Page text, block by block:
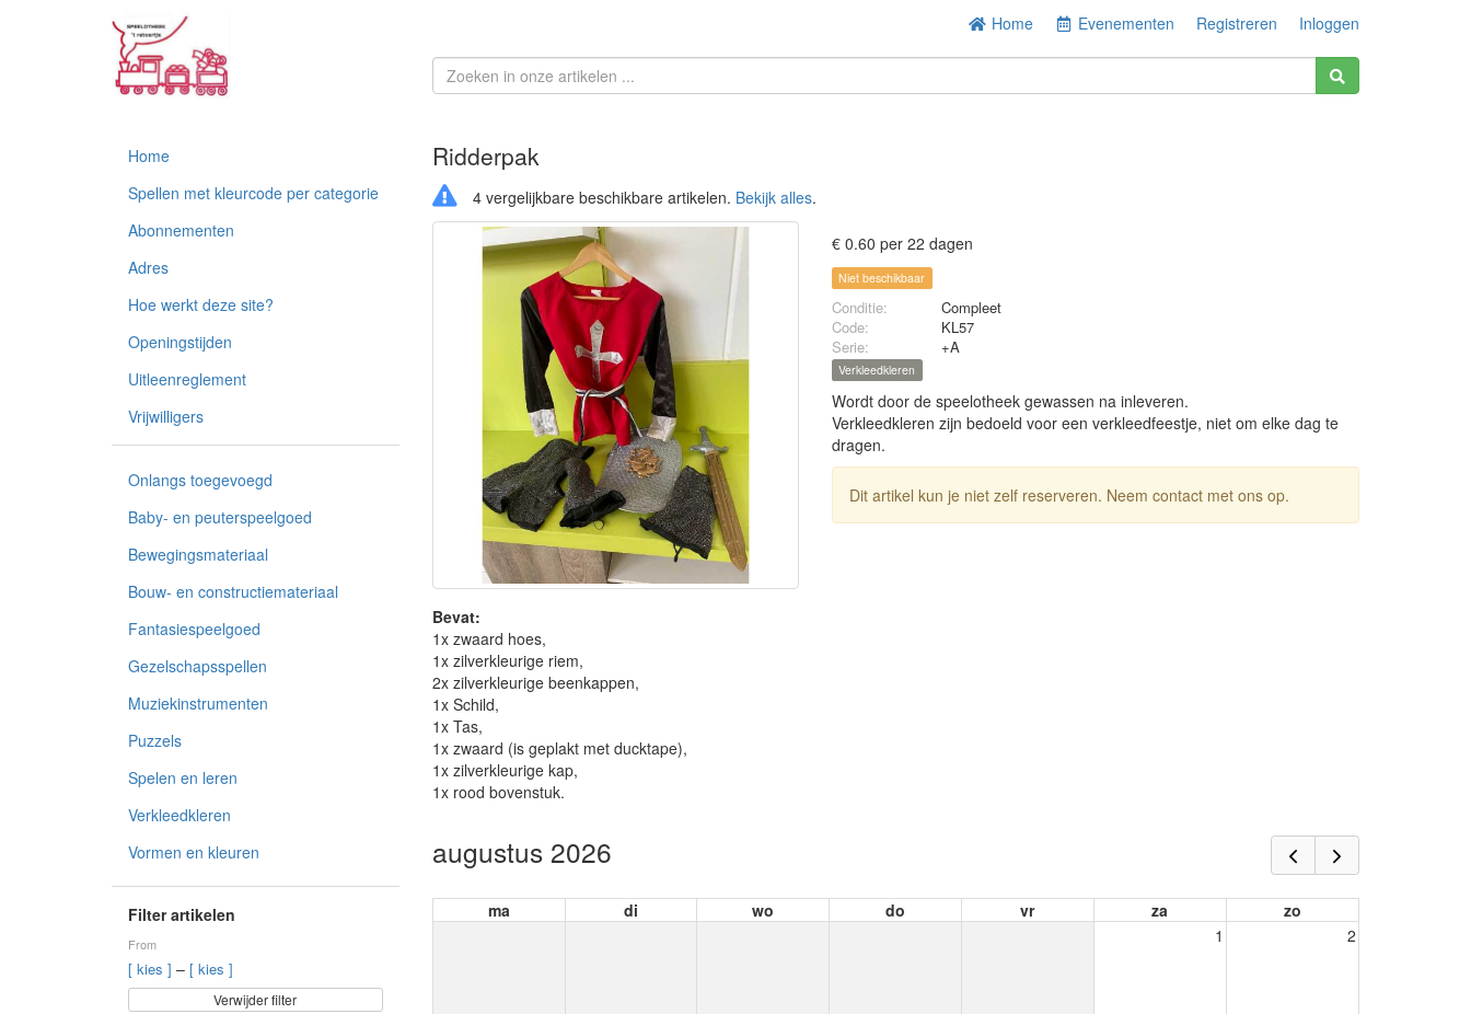
Home Evenementen Registreren Inloggen
Home
Spellen met kleurcode per categorie
Abonnementen
Adres
Hoe werkt deze site?
Openingstijden
Uitleenreglement
Vrijwilligers
Onlangs toegevoegd
Baby- en peuterspeelgoed
Bewegingsmateriaal
Bouw- en constructiemateriaal
Fantasiespeelgoed
Gezelschapsspellen
Muziekinstrumenten
Puzzels
Spelen en leren
Verkleedkleren
Vormen en kleuren
Filter artikelen
From
[ kies ] – [ kies ]
Verwijder filter
Ridderpak
4 vergelijkbare beschikbare artikelen. Bekijk alles.
Bevat:
1x zwaard hoes,
1x zilverkleurige riem,
2x zilverkleurige beenkappen,
1x Schild,
1x Tas,
1x zwaard (is geplakt met ducktape),
1x zilverkleurige kap,
1x rood bovenstuk.
€ 0.60 per 22 dagen
Niet beschikbaar
Conditie:
Compleet
Code:
KL57
Serie:
+A
Verkleedkleren
Wordt door de speelotheek gewassen na inleveren.
Verkleedkleren zijn bedoeld voor een verkleedfeestje, niet om elke dag te
dragen.
Dit artikel kun je niet zelf reserveren. Neem contact met ons op.
augustus 2026
ma di wo do vr za
zo
1
2